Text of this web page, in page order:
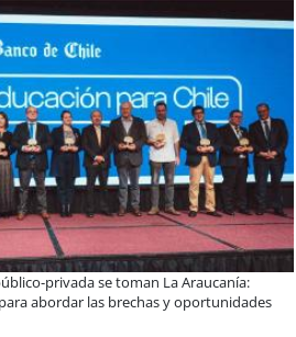
programas de estudios para postular